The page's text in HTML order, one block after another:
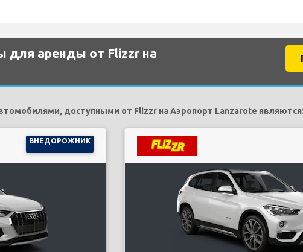
для аренды от Flizzr на
доступными от Flizzr на Аэропорт Lanzarote являются:
ВНЕДОРОЖНИК